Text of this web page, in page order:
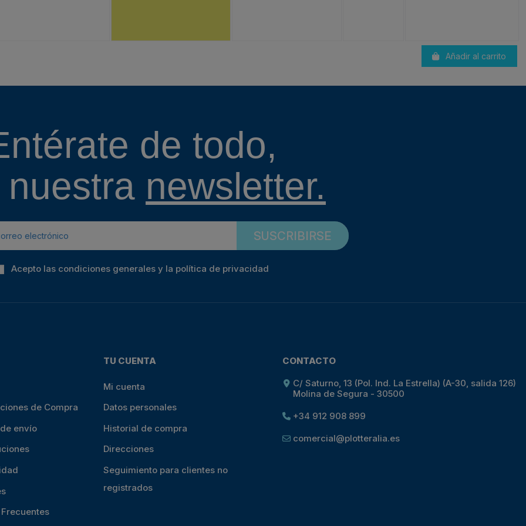
Añadir al carrito
de todo,
newsletter.
SUSCRIBIRSE
Acepto las condiciones generales y la política de privacidad
de Compra
envío
TU CUENTA
Mi cuenta
Datos personales
Historial de compra
Direcciones
Seguimiento para clientes no
registrados
CONTACTO
C/ Saturno, 13 (Pol. Ind. La Estrella) (A-30, salida 126)
Molina de Segura - 30500
+34 912 908 899
comercial@plotteralia.es